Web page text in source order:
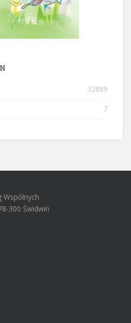
32889
7
Wspólnych
300 Świdwin